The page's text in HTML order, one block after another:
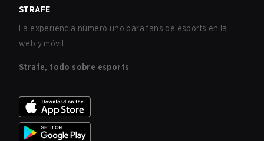
STRAFE
La experiencia número uno para fans de esports en la
web y móvil.
Strafe, todo sobre esports